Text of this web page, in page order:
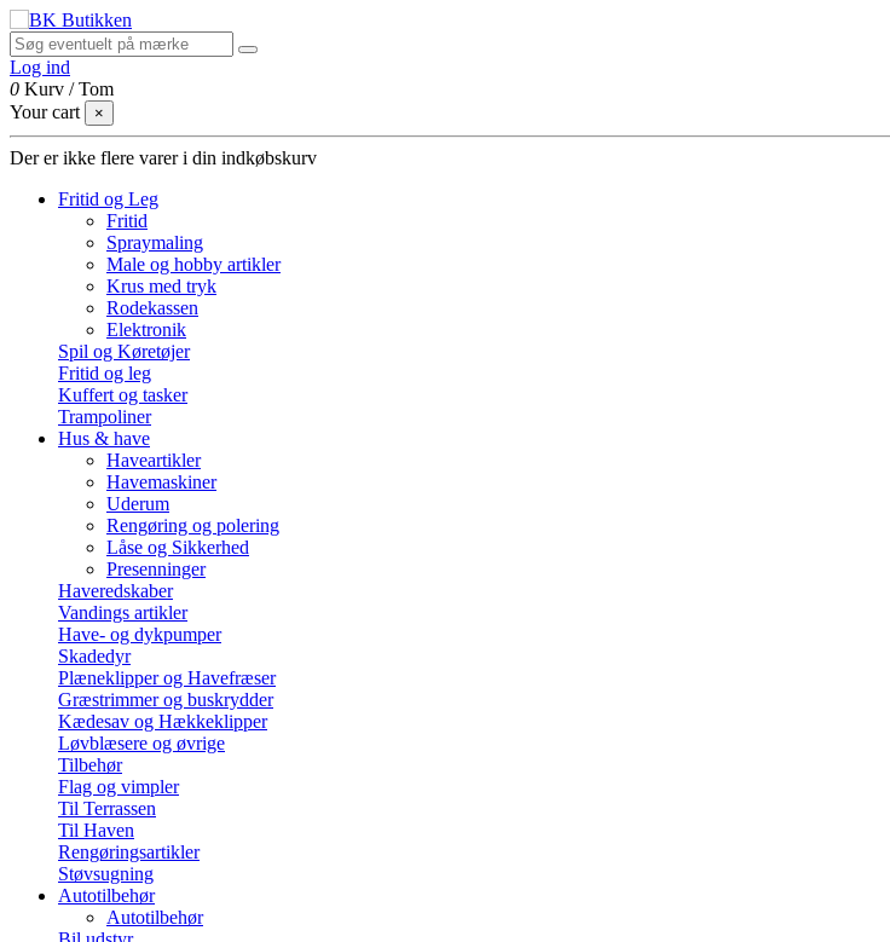
Log ind
0 Kurv /Tom
Your cart
×
Der er ikke flere varer i din indkøbskurv
Fritid og Leg
Fritid
Spraymaling
Male og hobby artikler
Krus med tryk
Rodekassen
Elektronik
Spil og Køretøjer
Fritid og leg
Kuffert og tasker
Trampoliner
Hus & have
Haveartikler
Havemaskiner
Uderum
Rengøring og polering
Låse og Sikkerhed
Presenninger
Haveredskaber
Vandings artikler
Have- og dykpumper
Skadedyr
Plæneklipper og Havefræser
Græstrimmer og buskrydder
Kædesav og Hækkeklipper
Løvblæsere og øvrige
Tilbehør
Flag og vimpler
Til Terrassen
Til Haven
Rengøringsartikler
Støvsugning
Autotilbehør
Autotilbehør